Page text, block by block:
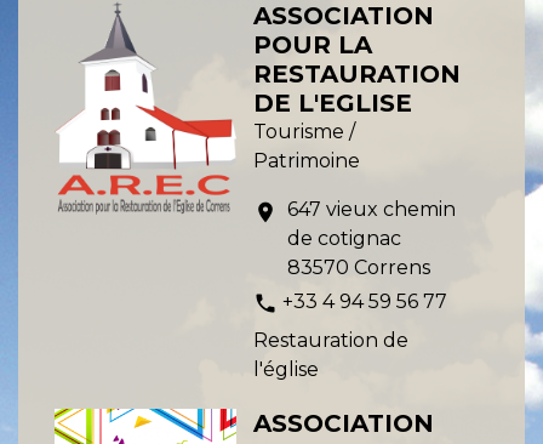
ASSOCIATION
POUR LA
RESTAURATION
DE L'EGLISE
Tourisme /
Patrimoine
location_on
647 vieux chemin
de cotignac
83570 Correns
phone +33 4 94 59 56 77
Restauration de
l'église
ASSOCIATION